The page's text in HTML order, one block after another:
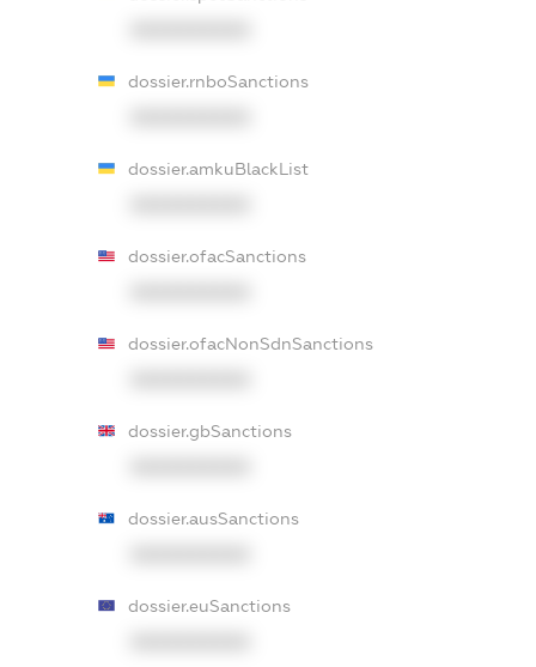
dossier.rnboSanctions
dossier.amkuBlackList
dossier.ofacSanctions
dossier.ofacNonSdnSanctions
dossier.gbSanctions
dossier.ausSanctions
dossier.euSanctions